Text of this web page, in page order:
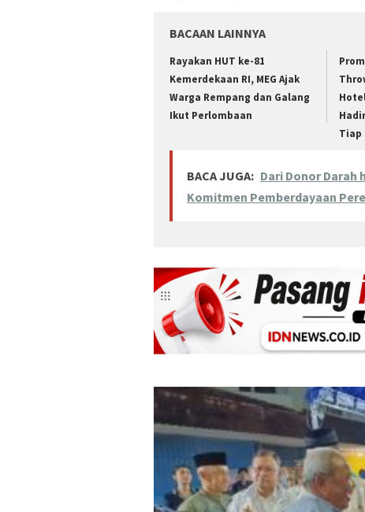
BACAAN LAINNYA
Rayakan HUT ke-81
Kemerdekaan RI, MEG Ajak
Warga Rempang dan Galang
Ikut Perlombaan
Tiap
BACA JUGA: Dari Donor Darah
Komitmen Pemberdayaan